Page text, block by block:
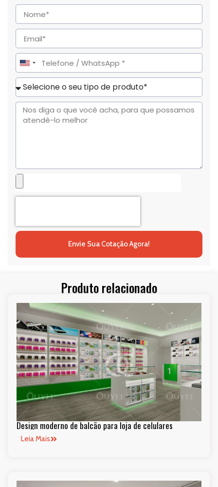
United
States
+1
Envie Sua Cotação Agora!
Produto relacionado
Design moderno de balcão para loja de celulares
Leia Mais